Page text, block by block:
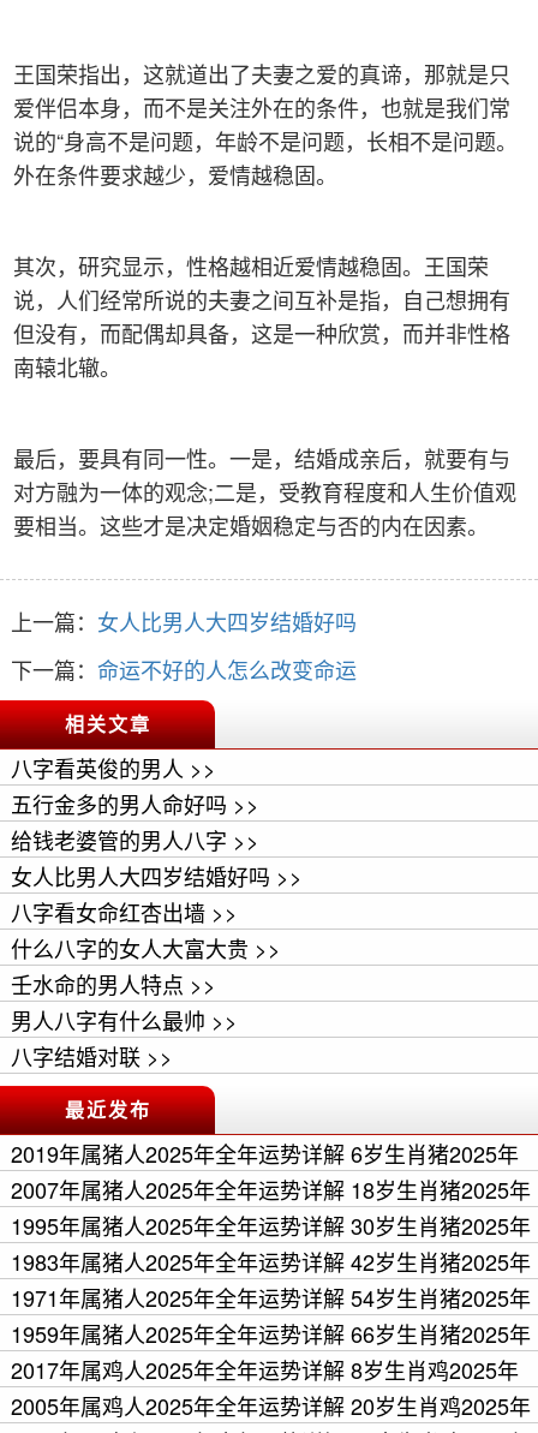
王国荣指出，这就道出了夫妻之爱的真谛，那就是只
爱伴侣本身，而不是关注外在的条件，也就是我们常
说的“身高不是问题，年龄不是问题，长相不是问题。
外在条件要求越少，爱情越稳固。
其次，研究显示，性格越相近爱情越稳固。王国荣
说，人们经常所说的夫妻之间互补是指，自己想拥有
但没有，而配偶却具备，这是一种欣赏，而并非性格
南辕北辙。
最后，要具有同一性。一是，结婚成亲后，就要有与
对方融为一体的观念;二是，受教育程度和人生价值观
要相当。这些才是决定婚姻稳定与否的内在因素。
上一篇： 女人比男人大四岁结婚好吗
下一篇： 命运不好的人怎么改变命运
相关文章
八字看英俊的男人 >>
五行金多的男人命好吗 >>
给钱老婆管的男人八字 >>
女人比男人大四岁结婚好吗 >>
八字看女命红杏出墙 >>
什么八字的女人大富大贵 >>
壬水命的男人特点 >>
男人八字有什么最帅 >>
八字结婚对联 >>
最近发布
2019年属猪人2025年全年运势详解 6岁生肖猪2025年
每月运程 >>
2007年属猪人2025年全年运势详解 18岁生肖猪2025年
每月运程 >>
1995年属猪人2025年全年运势详解 30岁生肖猪2025年
每月运程 >>
1983年属猪人2025年全年运势详解 42岁生肖猪2025年
每月运程 >>
1971年属猪人2025年全年运势详解 54岁生肖猪2025年
每月运程 >>
1959年属猪人2025年全年运势详解 66岁生肖猪2025年
每月运程 >>
2017年属鸡人2025年全年运势详解 8岁生肖鸡2025年
每月运程 >>
2005年属鸡人2025年全年运势详解 20岁生肖鸡2025年